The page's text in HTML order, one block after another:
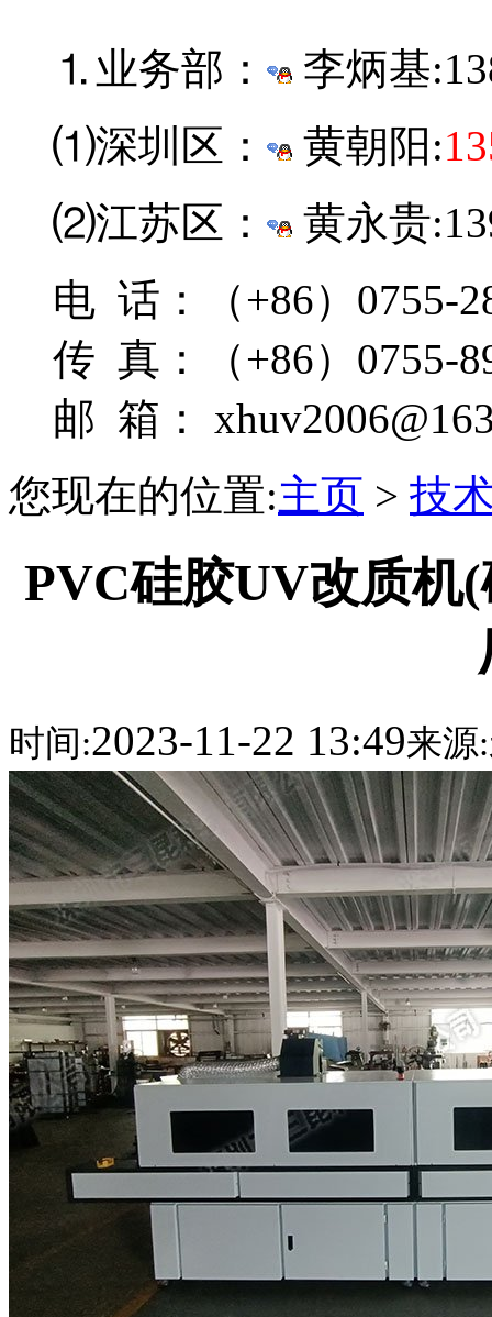
⒈业务部： 李炳基:
⑴深圳区：
黄朝阳:
⑵江苏区：
黄永贵
电 话：（+86）0755-
传 真：（+86）0755-
邮 箱：
您现在的位置:主页 > 技
PVC硅胶UV改质机
时间:2023-11-22 13:49来源: